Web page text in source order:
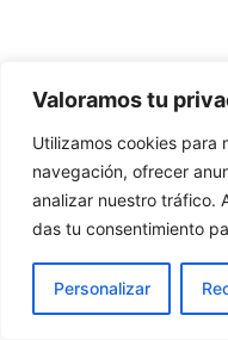
Valoramos tu
Utilizamos cookies para
navegación, ofrecer
analizar nuestro tráfico.
das tu consentimiento
Personalizar